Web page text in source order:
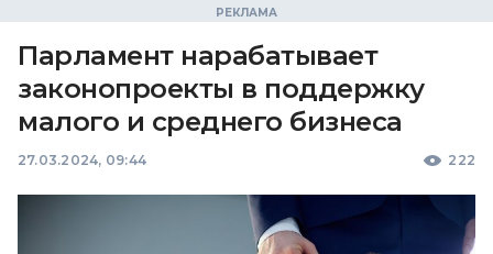
Парламент нарабатывает
законопроекты в поддержку
малого и среднего бизнеса
27.03.2024, 09:44 222